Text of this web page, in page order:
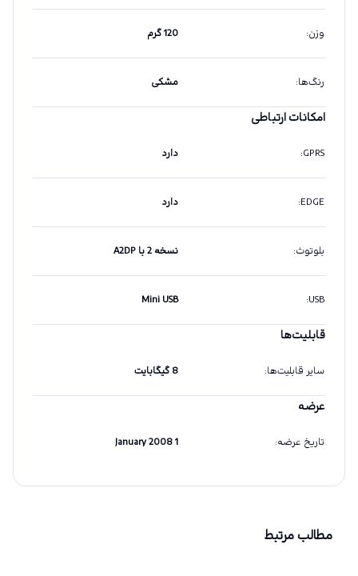
وزن: 120 گرم
رنگ‌ها: مشکی
امکانات ارتباطی
GPRS
: دارد
EDGE
: دارد
بلوتوث: نسخه 2 با A2DP
USB
:
Mini USB
قابلیت‌ها
سایر قابلیت‌ها: 8 گیگابایت
عرضه
تاریخ عرضه:
1 January 2008
مطالب مرتبط